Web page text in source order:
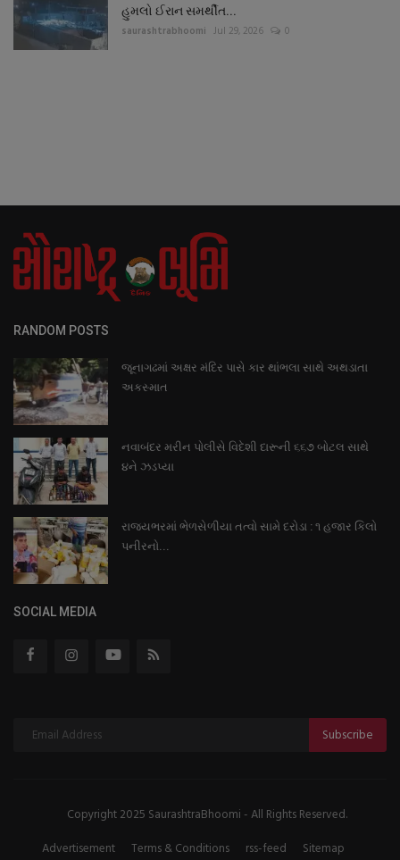
હુમલો ઈરાન સમર્થીત...
saurashtrabhoomi Jul 29, 2026 0
RANDOM POSTS
જૂનાગઢમાં અક્ષર મંદિર પાસે કાર થાંભલા સાથે અથડાતા
અકસ્માત
નવાબંદર મરીન પોલીસે વિદેશી દારૂની ૬૬૭ બોટલ સાથે
૪ને ઝડપ્યા
રાજ્યભરમાં ભેળસેળીયા તત્વો સામે દરોડા : ૧ હજાર કિલો
પનીરનો...
SOCIAL MEDIA
Subscribe
Copyright 2025 SaurashtraBhoomi - All Rights Reserved.
Advertisement
Terms & Conditions rss-feed Sitemap